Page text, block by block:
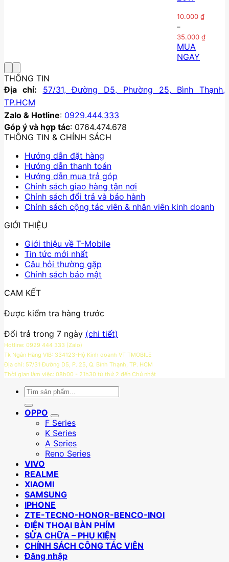
được
chọn
sản
phẩm
được
trang
sản
phẩm
sản
phẩm
10.000 ₫
–
35.000 ₫Khoảng
giá:
MUA
NGAY
này
trên
biến
có
thể
THÔNG TIN
Địa chỉ:
57/31, Đường D5, Phường 25, Bình Thạnh,
TP.HCM
Zalo & Hotline: 0929.444.333
Góp ý và hợp tác: 0764.474.678
THÔNG TIN & CHÍNH SÁCH
Hướng dẫn đặt hàng
Hướng dẫn thanh toán
Hướng dẫn mua trả góp
Chính sách giao hàng tận nơi
Chính sách đổi trả và bảo hành
Chính sách cộng tác viên & nhân viên kinh doanh
GIỚI THIỆU
Giới thiệu về T-Mobile
Tin tức mới nhất
Câu hỏi thường gặp
Chính sách bảo mật
CAM KẾT
Được kiểm tra hàng trước
Đổi trả trong 7 ngày (chi tiết)
Hotline: 0929 444 333 (Zalo)
Tk Ngân Hàng VIB: 334123-Hộ Kinh doanh VT TMOBILE
Địa chỉ: 57/31 Đường D5, P. 25, Q. Bình Thạnh, TP. HCM
Thời gian làm việc: 08h00 - 21h30 từ thứ 2 đến Chủ nhật
Tìm
OPPO
F Series
K Series
A Series
Reno Series
VIVO
REALME
XIAOMI
SAMSUNG
IPHONE
ZTE-TECNO-HONOR-BENCO-INOI
ĐIỆN THOẠI BÀN PHÍM
SỬA CHỮA – PHỤ KIỆN
CHÍNH SÁCH CÔNG TÁC VIÊN
Đăng nhập